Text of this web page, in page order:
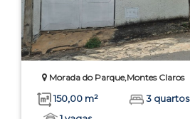
Morada do Parque,Montes Claros
150,00 m² 3 quartos